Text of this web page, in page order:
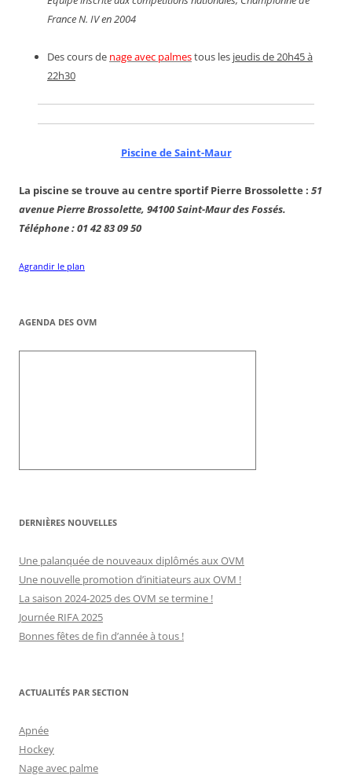
France N. IV en 2004
Des cours de nage avec palmestous les jeudis de 20h45 à
22h30
Piscine de Saint-Maur
La piscine se trouve au centre sportif Pierre Brossolette : 51
avenue Pierre Brossolette, 94100 Saint-Maur des Fossés.
Téléphone : 01 42 83 09 50
Agrandir le plan
AGENDA DES OVM
DERNIÈRES NOUVELLES
Une palanquée de nouveaux diplômés aux OVM
Une nouvelle promotion d’initiateurs aux OVM !
La saison 2024-2025 des OVM se termine !
Journée RIFA 2025
Bonnes fêtes de fin d’année à tous !
ACTUALITÉS PAR SECTION
Apnée
Hockey
Nage avec palme